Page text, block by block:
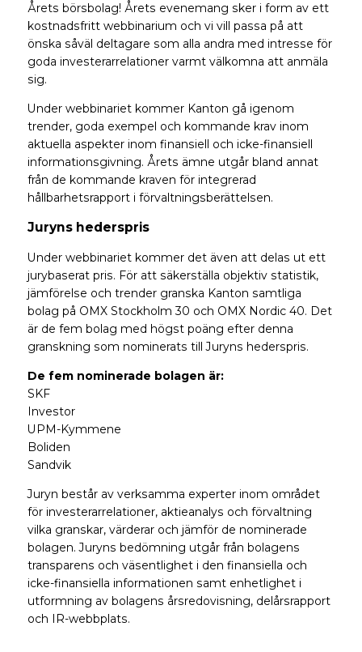
Årets börsbolag! Årets evenemang sker i form av ett
kostnadsfritt webbinarium och vi vill passa på att
önska såväl deltagare som alla andra med intresse för
goda investerarrelationer varmt välkomna att anmäla
sig.
Under webbinariet kommer Kanton gå igenom
trender, goda exempel och kommande krav inom
aktuella aspekter inom finansiell och icke-finansiell
informationsgivning. Årets ämne utgår bland annat
från de kommande kraven för integrerad
hållbarhetsrapport i förvaltningsberättelsen.
Juryns hederspris
Under webbinariet kommer det även att delas ut ett
jurybaserat pris. För att säkerställa objektiv statistik,
jämförelse och trender granska Kanton samtliga
bolag på OMX Stockholm 30 och OMX Nordic 40. Det
är de fem bolag med högst poäng efter denna
granskning som nominerats till Juryns hederspris.
De fem nominerade bolagen är:
SKF
Investor
UPM-Kymmene
Boliden
Sandvik
Juryn består av verksamma experter inom området
för investerarrelationer, aktieanalys och förvaltning
vilka granskar, värderar och jämför de nominerade
bolagen. Juryns bedömning utgår från bolagens
transparens och väsentlighet i den finansiella och
icke-finansiella informationen samt enhetlighet i
utformning av bolagens årsredovisning, delårsrapport
och IR-webbplats.